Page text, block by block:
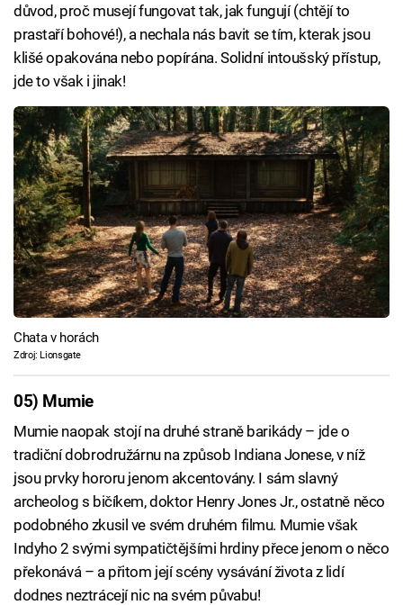
důvod, proč musejí fungovat tak, jak fungují (chtějí to
prastaří bohové!), a nechala nás bavit se tím, kterak jsou
klišé opakována nebo popírána. Solidní intoušský přístup,
jde to však i jinak!
Chata v horách
Zdroj: Lionsgate
05) Mumie
Mumie naopak stojí na druhé straně barikády – jde o
tradiční dobrodružárnu na způsob Indiana Jonese, v níž
jsou prvky hororu jenom akcentovány. I sám slavný
archeolog s bičíkem, doktor Henry Jones Jr., ostatně něco
podobného zkusil ve svém druhém filmu. Mumie však
Indyho 2 svými sympatičtějšími hrdiny přece jenom o něco
překonává – a přitom její scény vysávání života z lidí
dodnes neztrácejí nic na svém půvabu!